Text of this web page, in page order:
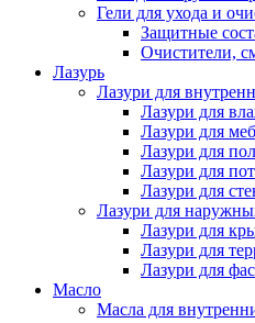
Гели для ухода и
Защитные
Очистители,
Лазурь
Лазури для
Лазури для
Лазури для
Лазури для
Лазури для
Лазури для
Лазури для
Лазури для
Лазури для
Лазури для
Масло
Масла для